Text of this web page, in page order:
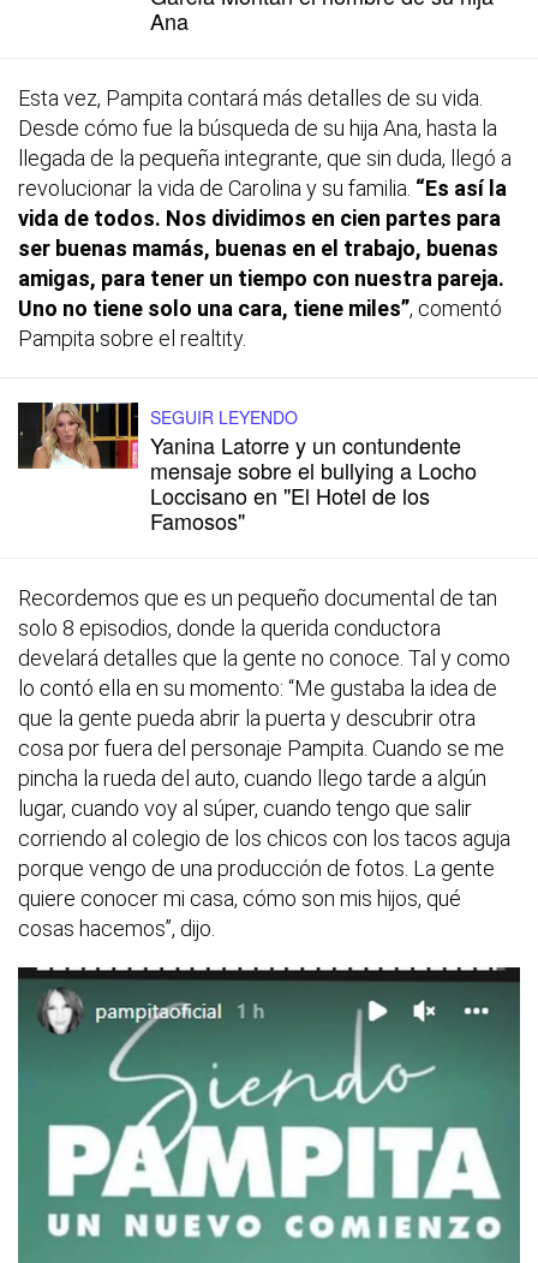
Ana
Esta vez, Pampita contará más detalles de su vida.
Desde cómo fue la búsqueda de su hija Ana, hasta la
llegada de la pequeña integrante, que sin duda, llegó a
revolucionar la vida de Carolina y su familia. “Es así la
vida de todos. Nos dividimos en cien partes para
ser buenas mamás, buenas en el trabajo, buenas
amigas, para tener un tiempo con nuestra pareja.
Uno no tiene solo una cara, tiene miles”, comentó
Pampita sobre el realtity.
SEGUIR LEYENDO
Yanina Latorre y un contundente
mensaje sobre el bullying a Locho
Loccisano en "El Hotel de los
Famosos"
Recordemos que es un pequeño documental de tan
solo 8 episodios, donde la querida conductora
develará detalles que la gente no conoce. Tal y como
lo contó ella en su momento: “Me gustaba la idea de
que la gente pueda abrir la puerta y descubrir otra
cosa por fuera del personaje Pampita. Cuando se me
pincha la rueda del auto, cuando llego tarde a algún
lugar, cuando voy al súper, cuando tengo que salir
corriendo al colegio de los chicos con los tacos aguja
porque vengo de una producción de fotos. La gente
quiere conocer mi casa, cómo son mis hijos, qué
cosas hacemos”, dijo.